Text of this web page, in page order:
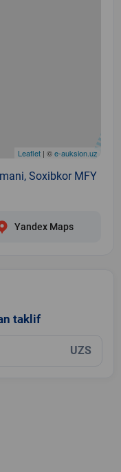
Leaflet | ©e-auksion.uz
Soxibkor MFY
Yandex Maps
taklif
UZS